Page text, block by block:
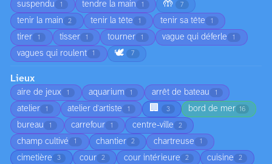
suspendu 1 tendre la main 1 🤲 7
tenir la main 2 tenir la tête 1 tenir sa tête 1
tirer 1 tisser 1 tourner 1 vague qui déferle 1
vagues qui roulent 1 🕊️ 7
Lieux
aire de jeux 1 aquarium 1 arrêt de bateau 1
atelier 1 atelier d'artiste 1 🏢 3 bord de mer 16
bureau 1 carrefour 1 centre-ville 2
champ cultivé 1 chantier 2 chartreuse 1
cimetière 3 cour 2 cour intérieure 2 cuisine 2